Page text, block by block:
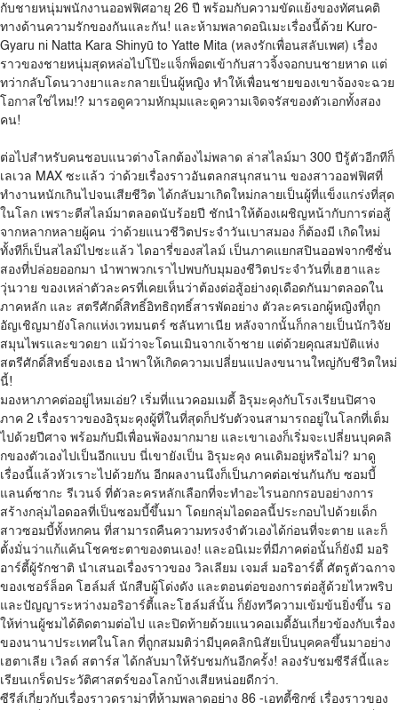
กับชายหนุ่มพนักงานออฟฟิศอายุ 26 ปี พร้อมกับความขัดแย้งของทัศนคติ
ทางด้านความรักของกันและกัน! และห้ามพลาดอนิเมะเรื่องนี้ด้วย Kuro-
Gyaru ni Natta Kara Shinyū to Yatte Mita (หลงรักเพื่อนสลับเพศ) เรื่อง
ราวของชายหนุ่มสุดหล่อไปโป๊ะแจ็กพ็อตเข้ากับสาวจิ้งจอกบนชายหาด แต่
ทว่ากลับโดนวางยาและกลายเป็นผู้หญิง ทำให้เพื่อนชายของเขาจ้องจะฉวย
โอกาสใช่ไหม!? มารอดูความหักมุมและดูความเจิดจรัสของตัวเอกทั้งสอง
คน!
ต่อไปสำหรับคนชอบแนวต่างโลกต้องไม่พลาด ล่าสไลม์มา 300 ปีรู้ตัวอีกทีก็
เลเวล MAX ซะแล้ว ว่าด้วยเรื่องราวอันตลกสนุกสนาน ของสาวออฟฟิศที่
ทำงานหนักเกินไปจนเสียชีวิต ได้กลับมาเกิดใหม่กลายเป็นผู้ที่แข็งแกร่งที่สุด
ในโลก เพราะตีสไลม์มาตลอดนับร้อยปี ชักนำให้ต้องเผชิญหน้ากับการต่อสู้
จากหลากหลายผู้คน ว่าด้วยแนวชีวิตประจำวันเบาสมอง ก็ต้องมี เกิดใหม่
ทั้งทีก็เป็นสไลม์ไปซะแล้ว ไดอารี่ของสไลม์ เป็นภาคแยกสปินออฟจากซีซั่น
สองที่ปล่อยออกมา นำพาพวกเราไปพบกับมุมองชีวิตประจำวันที่เฮฮาและ
วุ่นวาย ของเหล่าตัวละครที่เคยเห็นว่าต้องต่อสู้อย่างดุเดือดกันมาตลอดใน
ภาคหลัก และ สตรีศักดิ์สิทธิ์อิทธิฤทธิ์สารพัดอย่าง ตัวละครเอกผู้หญิงที่ถูก
อัญเชิญมายังโลกแห่งเวทมนตร์ ซลันทาเนีย หลังจากนั้นก็กลายเป็นนักวิจัย
สมุนไพรและขวดยา แม้ว่าจะโดนเมินจากเจ้าชาย แต่ด้วยคุณสมบัติแห่ง
สตรีศักดิ์สิทธิ์ของเธอ นำพาให้เกิดความเปลี่ยนแปลงขนานใหญ่กับชีวิตใหม่
นี้!
มองหาภาคต่ออยู่ไหมเอ่ย? เริ่มที่แนวคอมเมดี้ อิรุมะคุงกับโรงเรียนปิศาจ
ภาค 2 เรื่องราวของอิรุมะคุงผู้ที่ในที่สุดก็ปรับตัวจนสามารถอยู่ในโลกที่เต็ม
ไปด้วยปีศาจ พร้อมกับมีเพื่อนพ้องมากมาย และเขาเองก็เริ่มจะเปลี่ยนบุคคลิ
กของตัวเองไปเป็นอีกแบบ นี่เขายังเป็น อิรุมะคุง คนเดิมอยู่หรือไม่? มาดู
เรื่องนี้แล้วหัวเราะไปด้วยกัน อีกผลงานนึงก็เป็นภาคต่อเช่นกันกับ ซอมบี้
แลนด์ซากะ รีเวนจ์ ที่ตัวละครหลักเลือกที่จะทำอะไรนอกกรอบอย่างการ
สร้างกลุ่มไอดอลที่เป็นซอมบี้ขึ้นมา โดยกลุ่มไอดอลนี้ประกอบไปด้วยเด็ก
สาวซอมบี้ทั้งหกคน ที่สามารถคืนความทรงจำตัวเองได้ก่อนที่จะตาย และก็
ตั้งมั่นว่าแก้แค้นโชคชะตาของตนเอง! และอนิเมะที่มีภาคต่อนั้นก็ยังมี มอริ
อาร์ตี้ผู้รักชาติ นำเสนอเรื่องราวของ วิลเลียม เจมส์ มอริอาร์ตี้ ศัตรูตัวฉกาจ
ของเชอร์ล็อค โฮล์มส์ นักสืบผู้โด่งดัง และตอนต่อของการต่อสู้ด้วยไหวพริบ
และปัญญาระหว่างมอริอาร์ตี้และโฮล์มส์นั้น ก็ยังทวีความเข้มข้นยิ่งขึ้น รอ
ให้ท่านผู้ชมได้ติดตามต่อไป และปิดท้ายด้วยแนวคอเมดี้อันเกี่ยวข้องกับเรื่อง
ของนานาประเทศในโลก ที่ถูกสมมติว่ามีบุคคลิกนิสัยเป็นบุคคลขึ้นมาอย่าง
เฮตาเลีย เวิลด์ สตาร์ส ได้กลับมาให้รับชมกันอีกครั้ง! ลองรับชมซีรีส์นี้และ
เรียนเกร็ดประวัติศาสตร์ของโลกบ้างเสียหน่อยดีกว่า.
ซีรีส์เกี่ยวกับเรื่องราวดราม่าที่ห้ามพลาดอย่าง 86 -เอทตี้ซิกซ์ เรื่องราวของ